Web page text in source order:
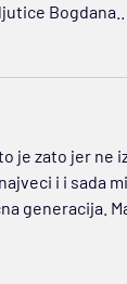
Bogdana..
je zato jer ne
i i sada
generacija.